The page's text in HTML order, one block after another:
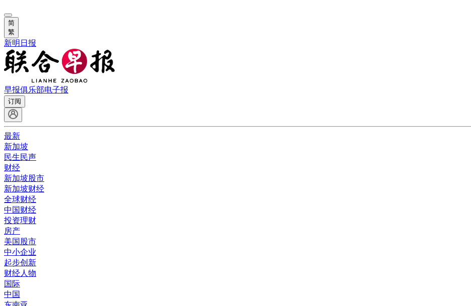
简
繁
新明日报
早报俱乐部电子报
订阅
最新
新加坡
民生民声
财经
新加坡股市
新加坡财经
全球财经
中国财经
投资理财
房产
美国股市
中小企业
起步创新
财经人物
国际
中国